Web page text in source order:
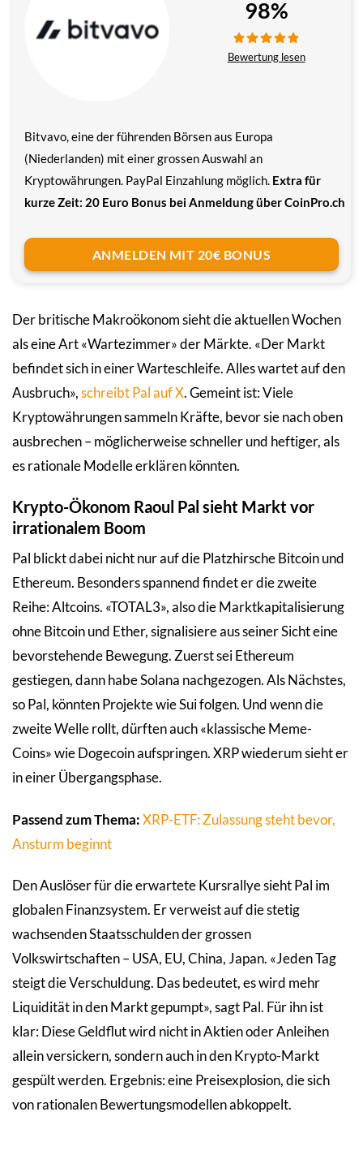
Bitvavo, eine der führenden Börsen aus Europa
(Niederlanden) mit einer grossen Auswahl an
Kryptowährungen. PayPal Einzahlung möglich. Extra für
kurze Zeit: 20 Euro Bonus bei Anmeldung über CoinPro.ch
98%
Bewertung lesen
ANMELDEN MIT 20€ BONUS
Der britische Makroökonom sieht die aktuellen Wochen
als eine Art «Wartezimmer» der Märkte. «Der Markt
befindet sich in einer Warteschleife. Alles wartet auf den
Ausbruch»,schreibt Pal auf X. Gemeint ist: Viele
Kryptowährungen sammeln Kräfte, bevor sie nach oben
ausbrechen – möglicherweise schneller und heftiger, als
es rationale Modelle erklären könnten.
Krypto-Ökonom Raoul Pal sieht Markt vor
irrationalem Boom
Pal blickt dabei nicht nur auf die Platzhirsche Bitcoin und
Ethereum. Besonders spannend findet er die zweite
Reihe: Altcoins. «TOTAL3», also die Marktkapitalisierung
ohne Bitcoin und Ether, signalisiere aus seiner Sicht eine
bevorstehende Bewegung. Zuerst sei Ethereum
gestiegen, dann habe Solana nachgezogen. Als Nächstes,
so Pal, könnten Projekte wie Sui folgen. Und wenn die
zweite Welle rollt, dürften auch «klassische Meme-
Coins» wie Dogecoin aufspringen. XRP wiederum sieht er
in einer Übergangsphase.
Passend zum Thema:XRP-ETF: Zulassung steht bevor,
Ansturm beginnt
Den Auslöser für die erwartete Kursrallye sieht Pal im
globalen Finanzsystem. Er verweist auf die stetig
wachsenden Staatsschulden der grossen
Volkswirtschaften – USA, EU, China, Japan. «Jeden Tag
steigt die Verschuldung. Das bedeutet, es wird mehr
Liquidität in den Markt gepumpt», sagt Pal. Für ihn ist
klar: Diese Geldflut wird nicht in Aktien oder Anleihen
allein versickern, sondern auch in den Krypto-Markt
gespült werden. Ergebnis: eine Preisexplosion, die sich
von rationalen Bewertungsmodellen abkoppelt.